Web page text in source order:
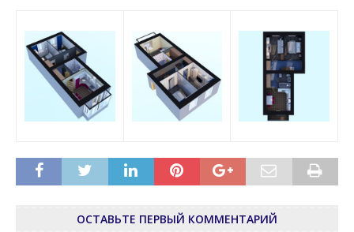
ОСТАВЬТЕ ПЕРВЫЙ КОММЕНТАРИЙ